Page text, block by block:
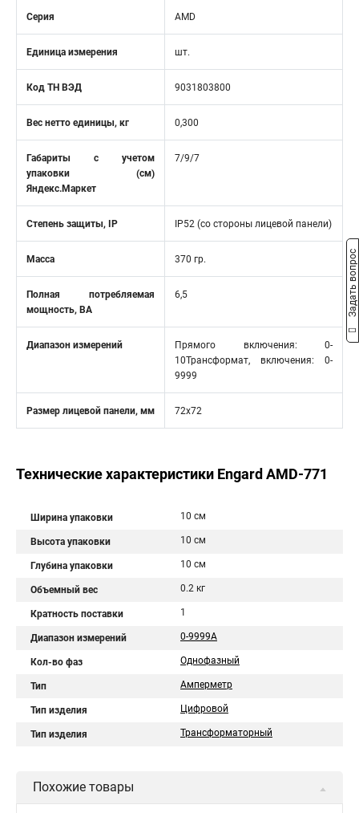
Серия AMD
Единица измерения шт.
Код ТН ВЭД 9031803800
Вес нетто единицы, кг 0,300
Габариты с учетом
упаковки (см)
Яндекс.Маркет
7/9/7
Степень защиты, IP IP52 (со стороны лицевой панели)
Масса 370 гр.
Полная потребляемая
мощность, ВА
6,5
Диапазон измерений
Прямого включения: 0-
10Трансформат, включения: 0-
9999
Размер лицевой панели, мм 72х72
Технические характеристики Engard AMD-771
Ширина упаковки 10 см
Высота упаковки 10 см
Глубина упаковки 10 см
Объемный вес 0.2 кг
Кратность поставки 1
Диапазон измерений 0-9999А
Кол-во фаз Однофазный
Тип Амперметр
Тип изделия Цифровой
Тип изделия Трансформаторный
Похожие товары
Задать вопрос